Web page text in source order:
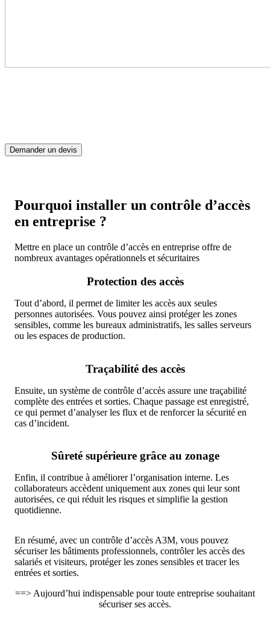
Demander un devis
Pourquoi installer un contrôle d’accès
en entreprise ?
Mettre en place un contrôle d’accès en entreprise offre de
nombreux avantages opérationnels et sécuritaires
Protection des accès
Tout d’abord, il permet de limiter les accès aux seules
personnes autorisées. Vous pouvez ainsi protéger les zones
sensibles, comme les bureaux administratifs, les salles serveurs
ou les espaces de production.
Traçabilité des accès
Ensuite, un système de contrôle d’accès assure une traçabilité
complète des entrées et sorties. Chaque passage est enregistré,
ce qui permet d’analyser les flux et de renforcer la sécurité en
cas d’incident.
Sûreté supérieure grâce au zonage
Enfin, il contribue à améliorer l’organisation interne. Les
collaborateurs accèdent uniquement aux zones qui leur sont
autorisées, ce qui réduit les risques et simplifie la gestion
quotidienne.
En résumé, avec un contrôle d’accès A3M, vous pouvez
sécuriser les bâtiments professionnels, contrôler les accès des
salariés et visiteurs, protéger les zones sensibles et tracer les
entrées et sorties.
==> Aujourd’hui indispensable pour toute entreprise souhaitant
sécuriser ses accès.